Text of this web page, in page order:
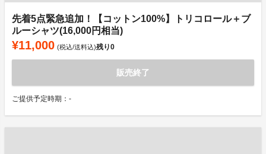
先着5点緊急追加！【コットン100%】トリコロール＋ブ
ルーシャツ(16,000円相当)
¥11,000 (税込/送料込)残り0
販売終了
ご提供予定時期：-